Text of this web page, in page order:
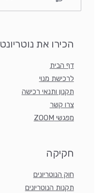
הכירו את נוטריונט
דף הבית
לרכישת מנוי
תקנון ותנאי רכישה
צרו קשר
מפגשי ZOOM
חקיקה
חוק הנוטריונים
תקנות הנוטריונים